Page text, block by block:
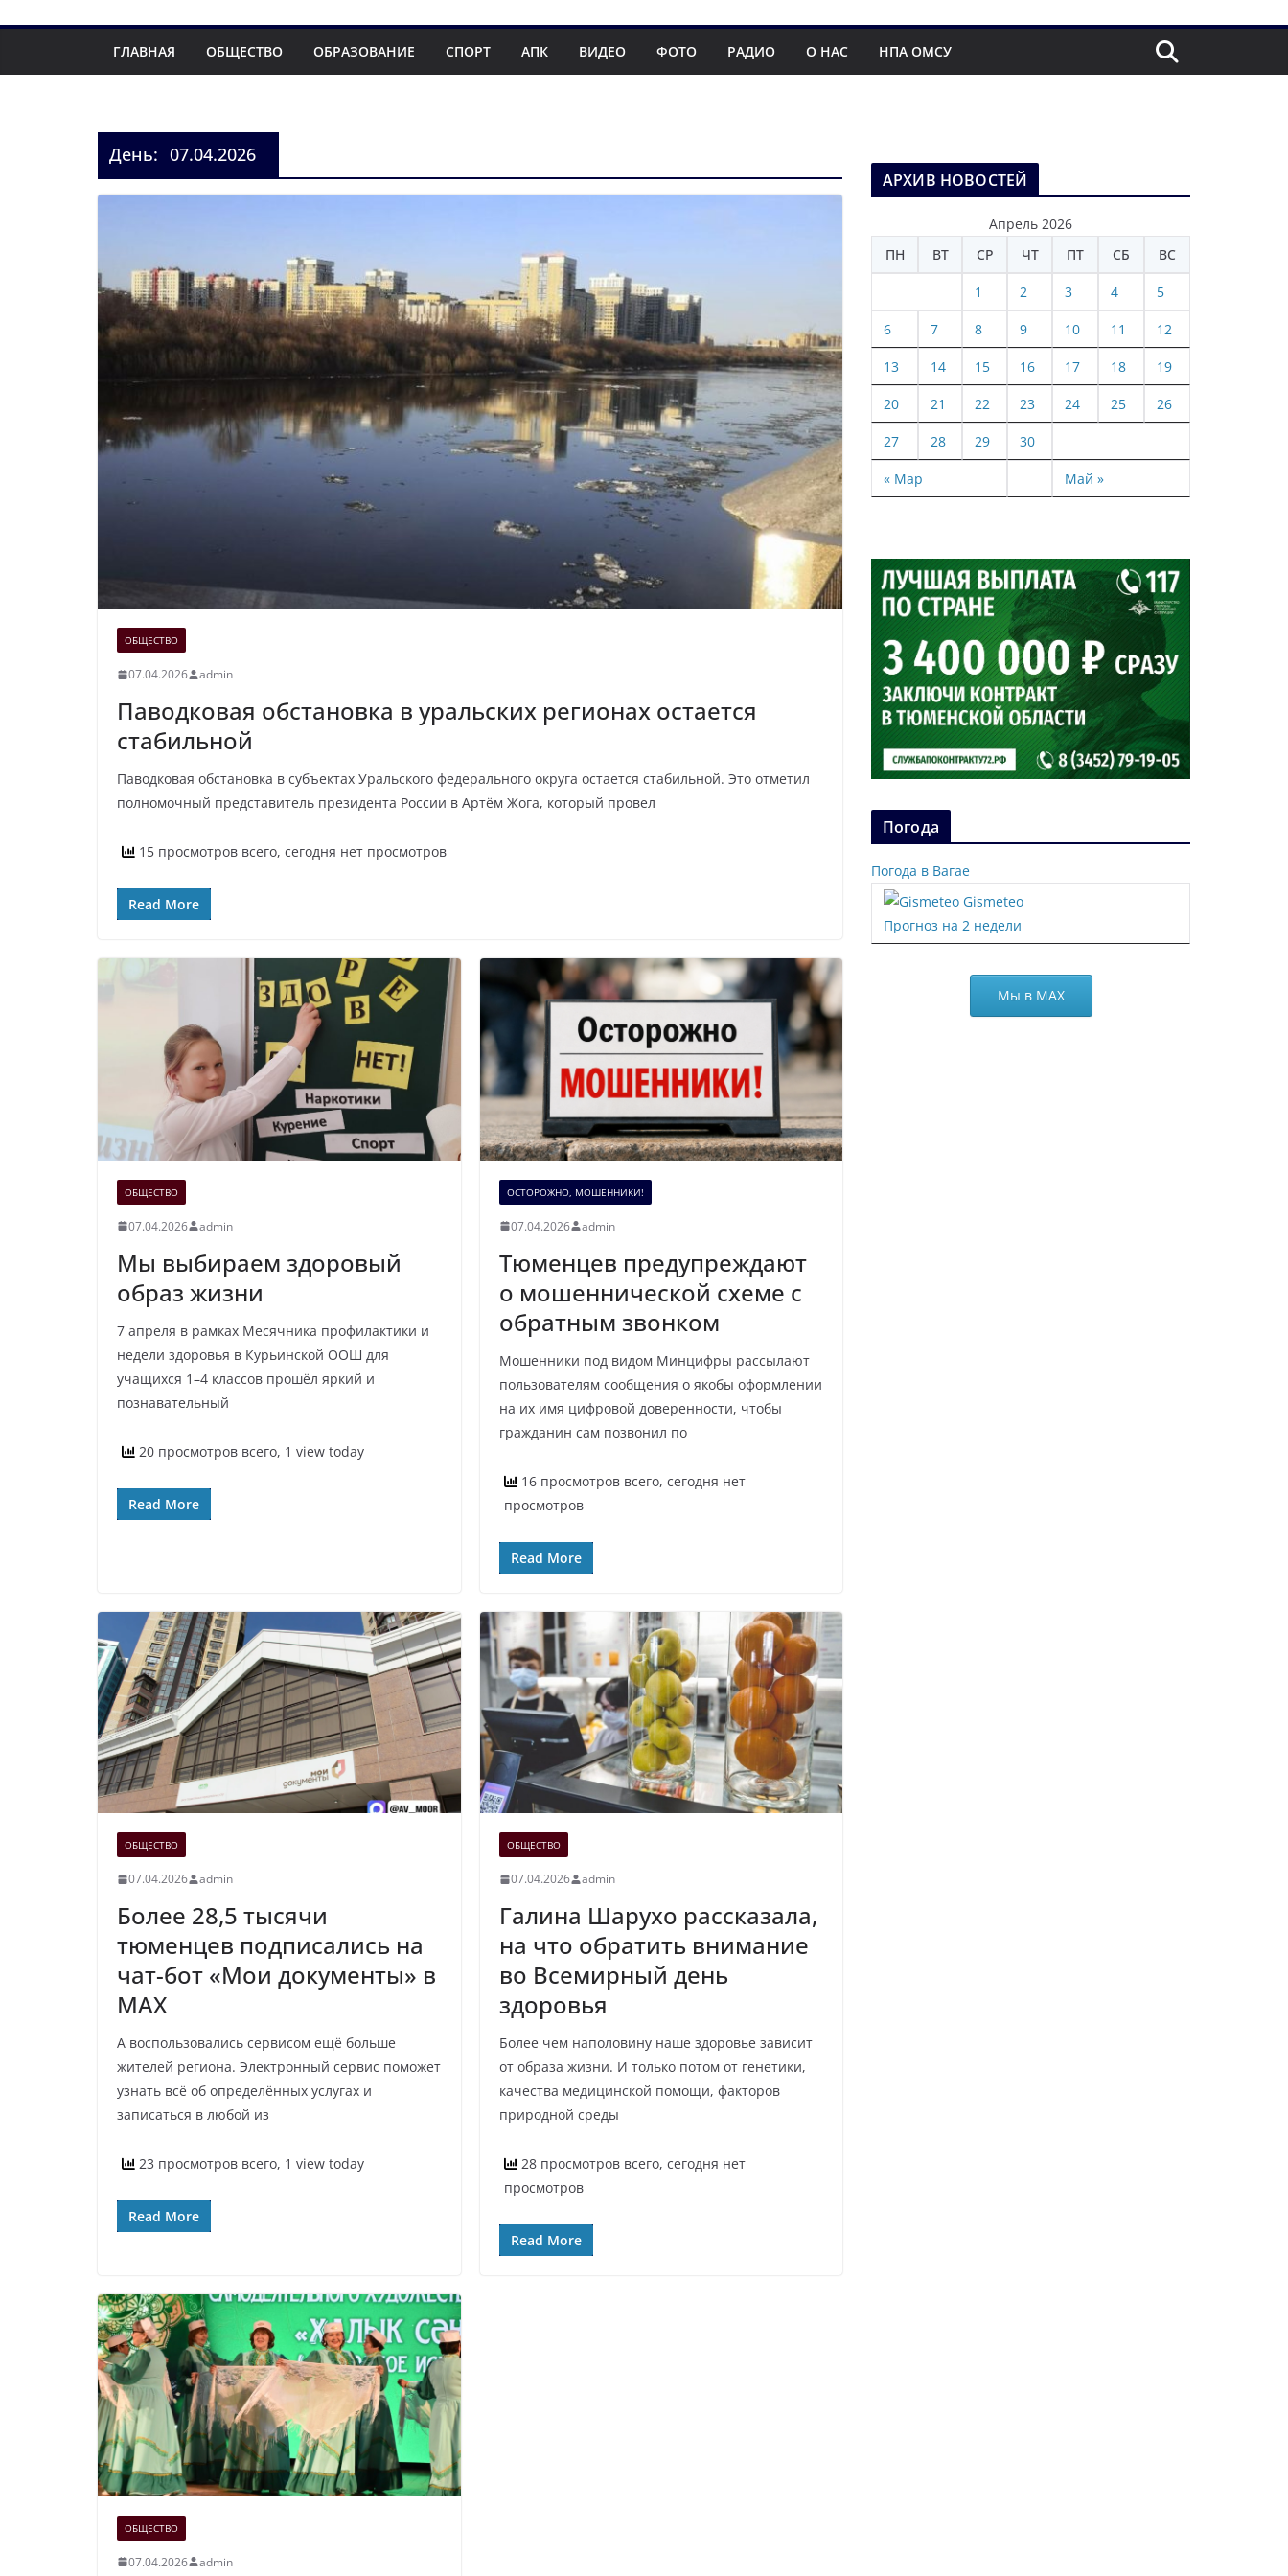
ГЛАВНАЯ ОБЩЕСТВО ОБРАЗОВАНИЕ СПОРТ АПК ВИДЕО ФОТО РАДИО О НАС НПА ОМСУ
День: 07.04.2026
ОБЩЕСТВО
07.04.2026 admin
Паводковая обстановка в уральских регионах остается
стабильной
Паводковая обстановка в субъектах Уральского федерального округа остается стабильной. Это отметил
полномочный представитель президента России в Артём Жога, который провел
15 просмотров всего, сегодня нет просмотров
Read More
ОБЩЕСТВО
07.04.2026 admin
Мы выбираем здоровый
образ жизни
7 апреля в рамках Месячника профилактики и
недели здоровья в Курьинской ООШ для
учащихся 1–4 классов прошёл яркий и
познавательный
20 просмотров всего, 1 view today
Read More
ОСТОРОЖНО, МОШЕННИКИ!
07.04.2026 admin
Тюменцев предупреждают
о мошеннической схеме с
обратным звонком
Мошенники под видом Минцифры рассылают
пользователям сообщения о якобы оформлении
на их имя цифровой доверенности, чтобы
гражданин сам позвонил по
16 просмотров всего, сегодня нет
просмотров
Read More
ОБЩЕСТВО
07.04.2026 admin
Более 28,5 тысячи
тюменцев подписались на
чат-бот «Мои документы» в
MAX
А воспользовались сервисом ещё больше
жителей региона. Электронный сервис поможет
узнать всё об определённых услугах и
записаться в любой из
23 просмотров всего, 1 view today
Read More
ОБЩЕСТВО
07.04.2026 admin
Галина Шарухо рассказала,
на что обратить внимание
во Всемирный день
здоровья
Более чем наполовину наше здоровье зависит
от образа жизни. И только потом от генетики,
качества медицинской помощи, факторов
природной среды
28 просмотров всего, сегодня нет
просмотров
Read More
ОБЩЕСТВО
07.04.2026 admin
АРХИВ НОВОСТЕЙ
Апрель 2026
ПН
ВТ СР ЧТ ПТ СБ ВС
« Мар Май »
1 2 3 4 5
6 7 8 9 10 11 12
13 14 15 16 17 18 19
20 21 22 23 24 25 26
27 28 29 30
Погода
Погода в Вагае
Gismeteo
Прогноз на 2 недели
Мы в МАХ